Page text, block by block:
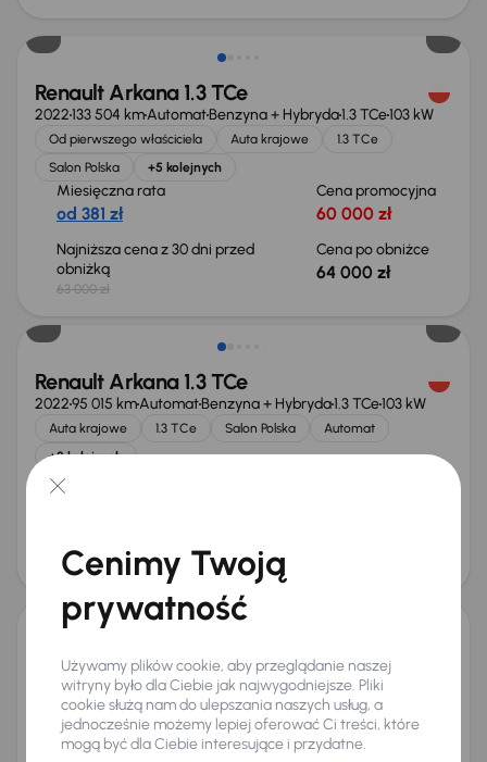
Renault Arkana 1.3 TCe
2022133 504 kmAutomatBenzyna + Hybryda1.3 TCe103 kW
Od pierwszego właściciela Auta krajowe
1.3 TCe
Salon Polska
+5 kolejnych
Miesięczna rata
od 381 zł
Cena promocyjna
60 000 zł
Najniższa cena z 30 dni przed
obniżką
63 000 zł
Cena po obniżce
64 000 zł
Renault Arkana 1.3 TCe
202295 015 kmAutomatBenzyna + Hybryda1.3 TCe103 kW
Auta krajowe 1.3 TCe Salon Polska
Automat
+2 kolejnych
Miesięczna rata
70 000 zł
Taniej o 2 000 zł
Renault Arkana 1.3 TCe
202253 433 km Automat Benzyna + Hybryda1.3 TCe 103 kW
Od pierwszego właściciela Auta krajowe
1.3 TCe
Salon Polska
+9 kolejnych
Miesięczna rata Cena promocyjna
Cenimy Twoją
prywatność
Używamy plików cookie, aby przeglądanie naszej
witryny było dla Ciebie jak najwygodniejsze. Pliki
cookie służą nam do ulepszania naszych usług, a
jednocześnie możemy lepiej oferować Ci treści, które
mogą być dla Ciebie interesujące i przydatne.